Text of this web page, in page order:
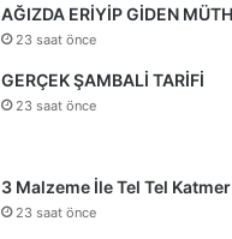
AĞIZDA ERİYİP GİDEN
23 saat önce
GERÇEK ŞAMBALİ TARİFİ
23 saat önce
3 Malzeme İle Tel Tel
23 saat önce